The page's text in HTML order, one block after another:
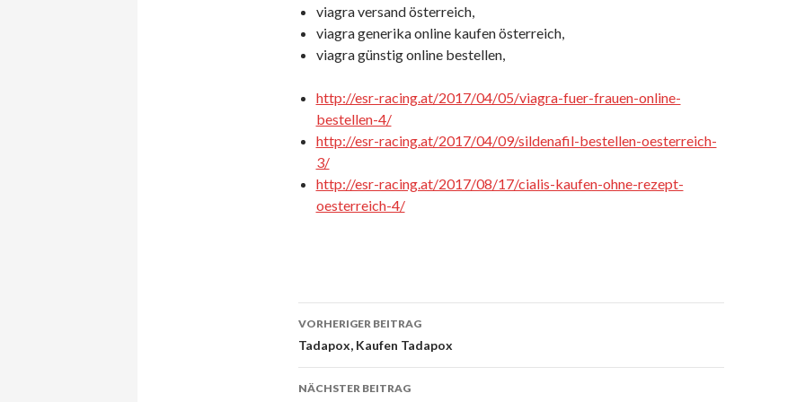
viagra versand österreich,
viagra generika online kaufen österreich,
viagra günstig online bestellen,
http://esr-racing.at/2017/04/05/viagra-fuer-frauen-online-
bestellen-4/
http://esr-racing.at/2017/04/09/sildenafil-bestellen-oesterreich-
3/
http://esr-racing.at/2017/08/17/cialis-kaufen-ohne-rezept-
oesterreich-4/
Beitrags-
Navigation
VORHERIGER BEITRAG
Tadapox, Kaufen Tadapox
NÄCHSTER BEITRAG